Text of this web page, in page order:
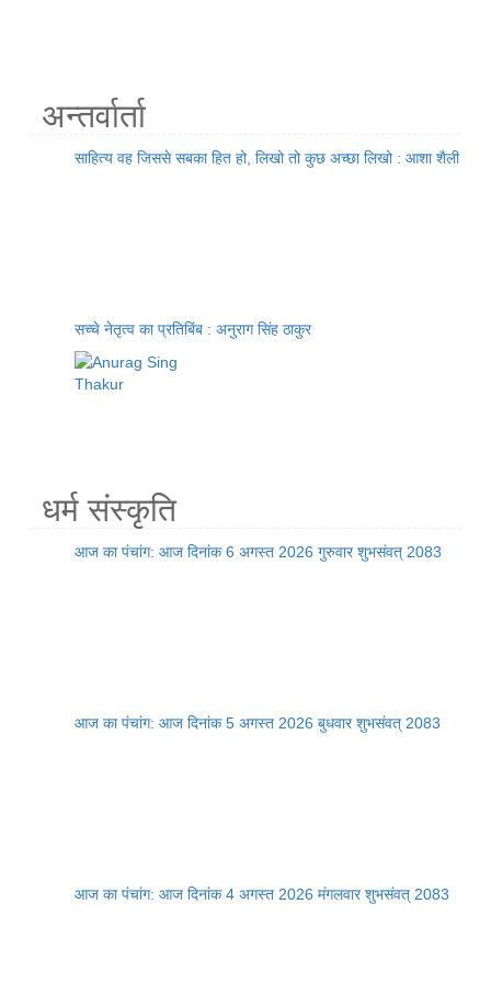
अन्तर्वार्ता
साहित्य वह जिससे सबका हित हो, लिखो तो कुछ अच्छा लिखो : आशा शैली
सच्चे नेतृत्व का प्रतिबिंब : अनुराग सिंह ठाकुर
धर्म संस्कृति
आज का पंचांग: आज दिनांक 6 अगस्त 2026 गुरुवार शुभसंवत् 2083
आज का पंचांग: आज दिनांक 5 अगस्त 2026 बुधवार शुभसंवत् 2083
आज का पंचांग: आज दिनांक 4 अगस्त 2026 मंगलवार शुभसंवत् 2083